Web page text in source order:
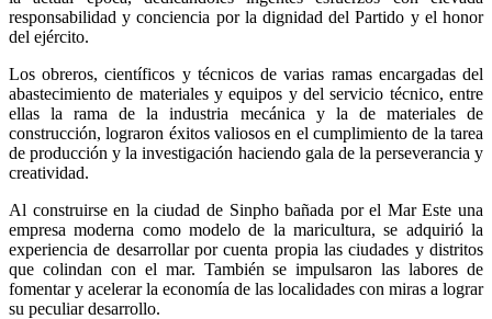
responsabilidad y conciencia por la dignidad del Partido y el honor
del ejército.
Los obreros, científicos y técnicos de varias ramas encargadas del
abastecimiento de materiales y equipos y del servicio técnico, entre
ellas la rama de la industria mecánica y la de materiales de
construcción, lograron éxitos valiosos en el cumplimiento de la tarea
de producción y la investigación haciendo gala de la perseverancia y
creatividad.
Al construirse en la ciudad de Sinpho bañada por el Mar Este una
empresa moderna como modelo de la maricultura, se adquirió la
experiencia de desarrollar por cuenta propia las ciudades y distritos
que colindan con el mar. También se impulsaron las labores de
fomentar y acelerar la economía de las localidades con miras a lograr
su peculiar desarrollo.